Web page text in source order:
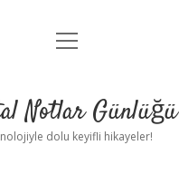
Anasayfa
Yasal Uyarı
menüyü
Notlar Günlüğü
dolu keyifli hikayeler!